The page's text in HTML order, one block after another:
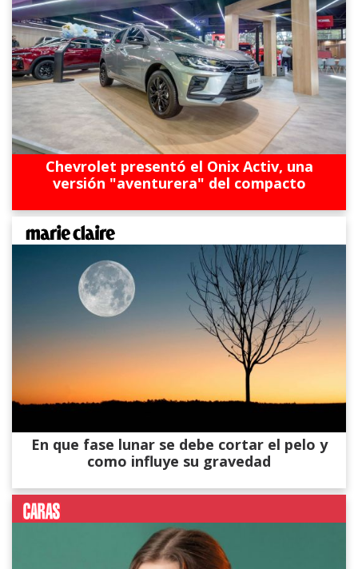
Chevrolet presentó el Onix Activ, una
versión "aventurera" del compacto
En que fase lunar se debe cortar el pelo y
como influye su gravedad